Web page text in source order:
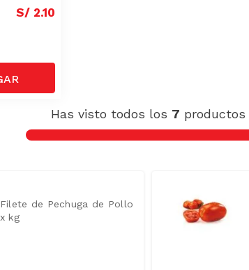
S/ 2.10
Has visto todos los 7 productos
Filete de Pechuga de Pollo
x kg